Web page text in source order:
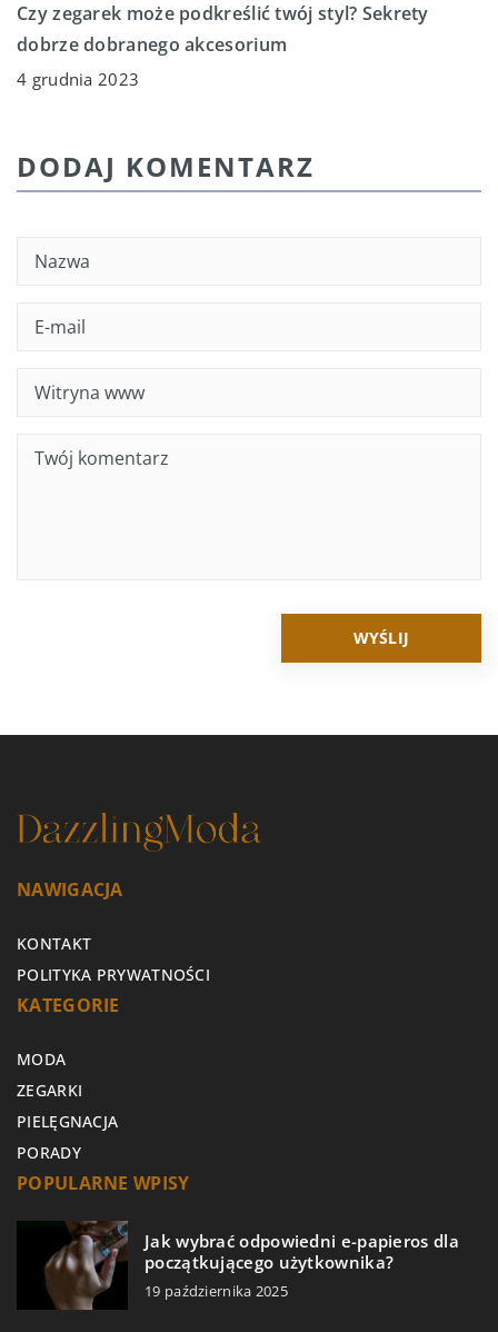
Czy zegarek może podkreślić twój styl? Sekrety
dobrze dobranego akcesorium
4 grudnia 2023
DODAJ KOMENTARZ
NAWIGACJA
KONTAKT
POLITYKA PRYWATNOŚCI
KATEGORIE
MODA
ZEGARKI
PIELĘGNACJA
PORADY
POPULARNE WPISY
Jak wybrać odpowiedni e-papieros dla
początkującego użytkownika?
19 października 2025